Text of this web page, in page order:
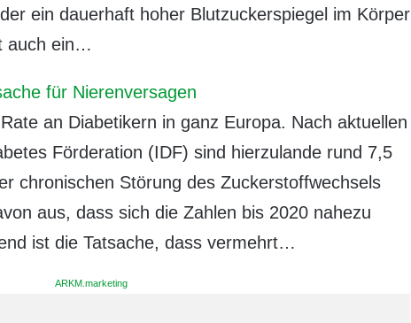
ein dauerhaft hoher Blutzuckerspiegel im Körper
auch ein…
für Nierenversagen
an Diabetikern in ganz Europa. Nach aktuellen
Förderation (IDF) sind hierzulande rund 7,5
chronischen Störung des Zuckerstoffwechsels
aus, dass sich die Zahlen bis 2020 nahezu
ist die Tatsache, dass vermehrt…
ARKM.marketing